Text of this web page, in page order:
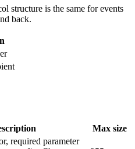
structure is the same for events
back.
Max size
required parameter